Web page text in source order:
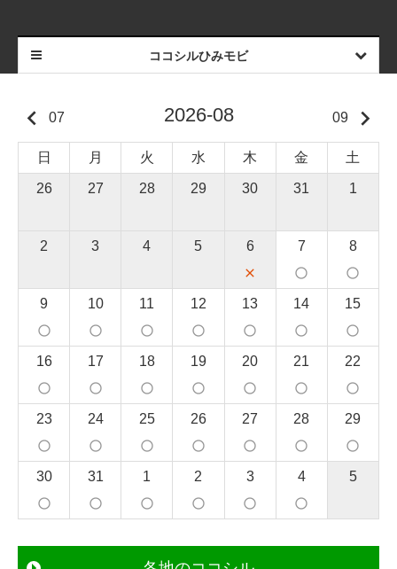
ココシルひみモビ
keyboard_arrow_left 07 2026-08 09 keyboard_arrow_right
日 月 火 水 木 金 土
26 27 28 29 30 31 1
2 3 4 5 6
close
7
panorama_fish_eye
8
panorama_fish_eye
9
panorama_fish_eye
10
panorama_fish_eye
11
panorama_fish_eye
12
panorama_fish_eye
13
panorama_fish_eye
14
panorama_fish_eye
15
panorama_fish_eye
16
panorama_fish_eye
17
panorama_fish_eye
18
panorama_fish_eye
19
panorama_fish_eye
20
panorama_fish_eye
21
panorama_fish_eye
22
panorama_fish_eye
23
panorama_fish_eye
24
panorama_fish_eye
25
panorama_fish_eye
26
panorama_fish_eye
27
panorama_fish_eye
28
panorama_fish_eye
29
panorama_fish_eye
30
panorama_fish_eye
31
panorama_fish_eye
1
panorama_fish_eye
2
panorama_fish_eye
3
panorama_fish_eye
4
panorama_fish_eye
5